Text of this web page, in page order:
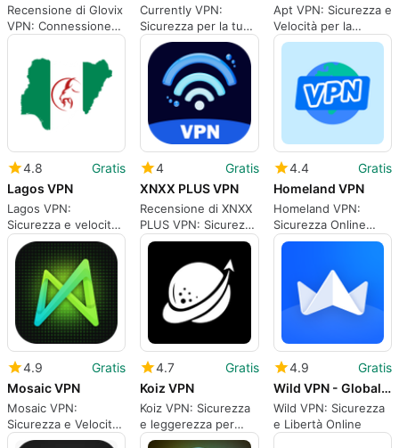
Recensione di Glovix
VPN: Connessione
Sicura e Veloce
Currently VPN:
Sicurezza per la tua
rete
Apt VPN: Sicurezza e
Velocità per la
Navigazione
4.8
Gratis
Lagos VPN
Lagos VPN:
Sicurezza e velocità
per Android
4
Gratis
XNXX PLUS VPN
Recensione di XNXX
PLUS VPN: Sicurezza
e Velocità
4.4
Gratis
Homeland VPN
Homeland VPN:
Sicurezza Online
Garantita
4.9
Gratis
Mosaic VPN
Mosaic VPN:
Sicurezza e Velocità
per il Tuo Internet
4.7
Gratis
Koiz VPN
Koiz VPN: Sicurezza
e leggerezza per
Android
4.9
Gratis
Wild VPN - Global Access Proxy
Wild VPN: Sicurezza
e Libertà Online